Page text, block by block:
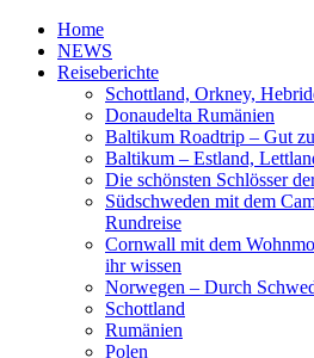
Home
NEWS
Reiseberichte
Schottland, Orkney,
Donaudelta Rumänien
Baltikum Roadtrip – Gut
Baltikum – Estland,
Die schönsten Schlösser
Südschweden mit dem
Rundreise
Cornwall mit dem
ihr wissen
Norwegen – Durch
Schottland
Rumänien
Polen